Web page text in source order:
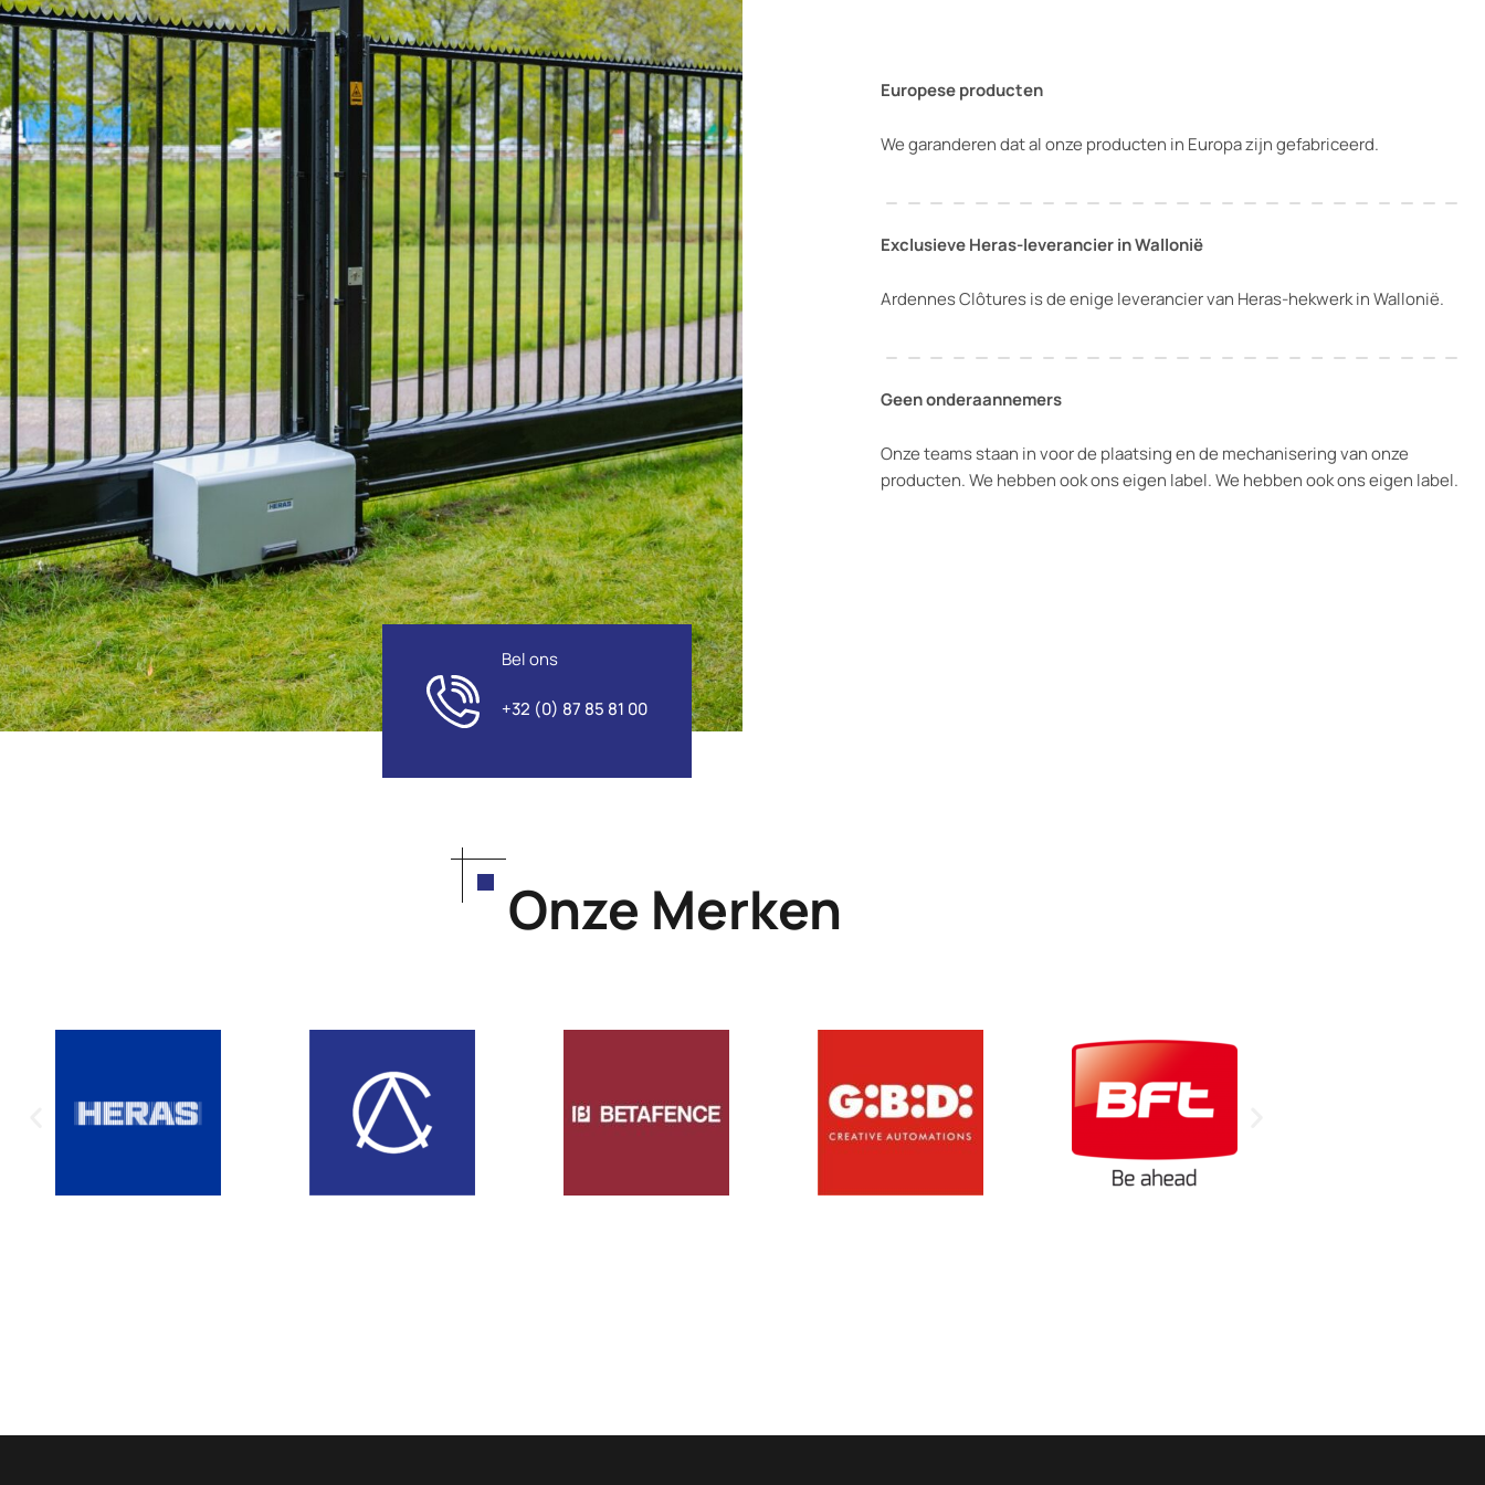
Bel ons
+32 (0) 87 85 81 00
Europese producten
We garanderen dat al onze producten in Europa zijn gefabriceerd.
Exclusieve Heras-leverancier in Wallonië
Ardennes Clôtures is de enige leverancier van Heras-hekwerk in Wallonië.
Geen onderaannemers
Onze teams staan in voor de plaatsing en de mechanisering van onze
producten. We hebben ook ons eigen label. We hebben ook ons eigen label.
Onze Merken